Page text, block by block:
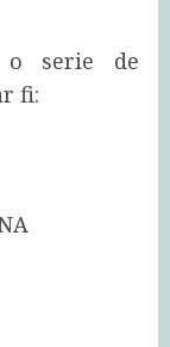
o serie de
fi: